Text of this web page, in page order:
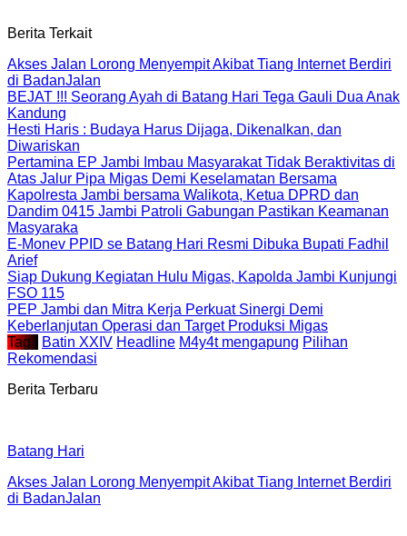
Berita Terkait
Akses Jalan Lorong Menyempit Akibat Tiang Internet Berdiri
di BadanJalan
BEJAT !!! Seorang Ayah di Batang Hari Tega Gauli Dua Anak
Kandung
Hesti Haris : Budaya Harus Dijaga, Dikenalkan, dan
Diwariskan
Pertamina EP Jambi Imbau Masyarakat Tidak Beraktivitas di
Atas Jalur Pipa Migas Demi Keselamatan Bersama
Kapolresta Jambi bersama Walikota, Ketua DPRD dan
Dandim 0415 Jambi Patroli Gabungan Pastikan Keamanan
Masyaraka
E-Monev PPID se Batang Hari Resmi Dibuka Bupati Fadhil
Arief
Siap Dukung Kegiatan Hulu Migas, Kapolda Jambi Kunjungi
FSO 115
PEP Jambi dan Mitra Kerja Perkuat Sinergi Demi
Keberlanjutan Operasi dan Target Produksi Migas
Tag :
Batin XXIV Headline M4y4t mengapung Pilihan
Rekomendasi
Berita Terbaru
Batang Hari
Akses Jalan Lorong Menyempit Akibat Tiang Internet Berdiri
di BadanJalan